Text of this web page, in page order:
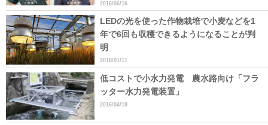
2016/06/16
LEDの光を使った作物栽培で小麦などを1
年で6回も収穫できるようになることが判
明
2018/01/11
低コストで小水力発電 農水路向け「フラ
ッター水力発電装置」
2016/04/19